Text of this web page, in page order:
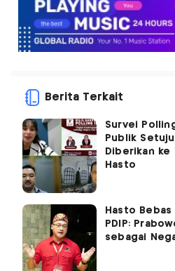
Berita Terkait
Survei
Publik
Diberikan ke
Hasto
Hasto
PDIP:
sebagai